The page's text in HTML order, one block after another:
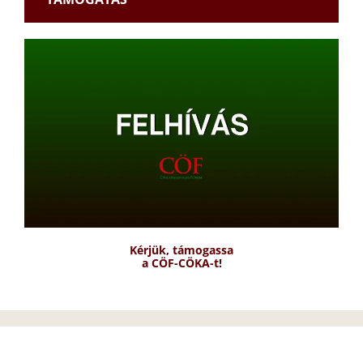
Kérjük, támogassa
a CÖF-CÖKA-t!